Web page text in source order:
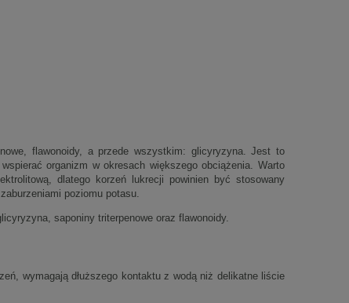
flawonoidy, a przede wszystkim: glicyryzyna. Jest to
organizm w okresach większego obciążenia. Warto
dlatego korzeń lukrecji powinien być stosowany
poziomu potasu.
saponiny triterpenowe oraz flawonoidy.
wymagają dłuższego kontaktu z wodą niż delikatne liście